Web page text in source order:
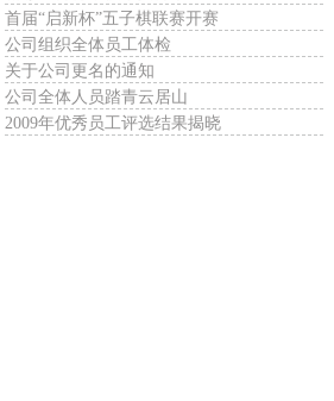
首届“启新杯”五子棋联赛开赛
公司组织全体员工体检
关于公司更名的通知
公司全体人员踏青云居山
2009年优秀员工评选结果揭晓